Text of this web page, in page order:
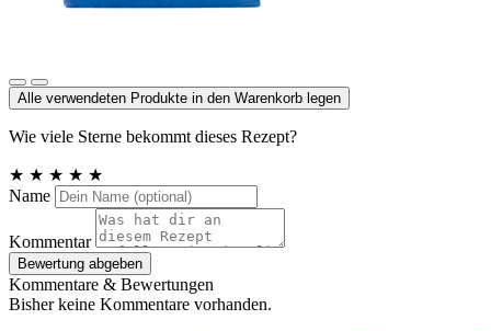
Alle verwendeten Produkte in den Warenkorb legen
Wie viele Sterne bekommt dieses Rezept?
★ ★ ★ ★ ★
Name
Kommentar
Bewertung abgeben
Kommentare & Bewertungen
Bisher keine Kommentare vorhanden.